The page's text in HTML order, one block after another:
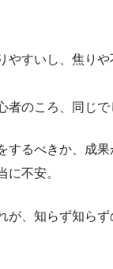
やすいし、焦り
者のころ、同じで
するべきか、成
に不安。
が、知らず知ら